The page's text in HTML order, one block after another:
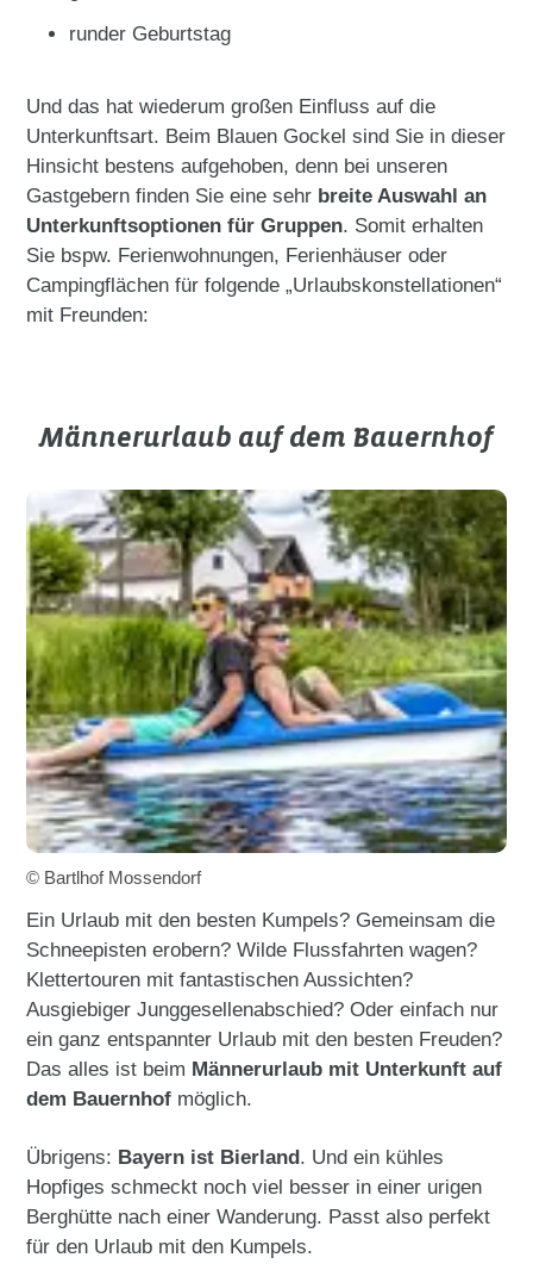
runder Geburtstag
Und das hat wiederum großen Einfluss auf die
Unterkunftsart. Beim Blauen Gockel sind Sie in dieser
Hinsicht bestens aufgehoben, denn bei unseren
Gastgebern finden Sie eine sehr breite Auswahl an
Unterkunftsoptionen für Gruppen. Somit erhalten
Sie bspw. Ferienwohnungen, Ferienhäuser oder
Campingflächen für folgende „Urlaubskonstellationen“
mit Freunden:
Männerurlaub auf dem Bauernhof
© Bartlhof Mossendorf
Ein Urlaub mit den besten Kumpels? Gemeinsam die
Schneepisten erobern? Wilde Flussfahrten wagen?
Klettertouren mit fantastischen Aussichten?
Ausgiebiger Junggesellenabschied? Oder einfach nur
ein ganz entspannter Urlaub mit den besten Freuden?
Das alles ist beim Männerurlaub mit Unterkunft auf
dem Bauernhof möglich.
Übrigens: Bayern ist Bierland. Und ein kühles
Hopfiges schmeckt noch viel besser in einer urigen
Berghütte nach einer Wanderung. Passt also perfekt
für den Urlaub mit den Kumpels.